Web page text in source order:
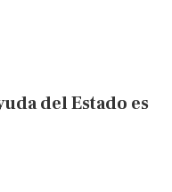
del Estado es